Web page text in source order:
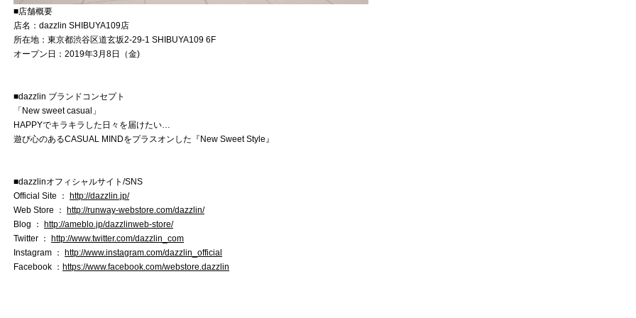
■店舗概要
店名：dazzlin SHIBUYA109店
所在地：東京都渋谷区道玄坂2-29-1 SHIBUYA109 6F
オープン日：2019年3月8日（金)
■dazzlin ブランドコンセプト
「New sweet casual」
HAPPYでキラキラした日々を届けたい…
遊び心のあるCASUAL MINDをプラスオンした『New Sweet Style』
■dazzlinオフィシャルサイト/SNS
Official Site ： http://dazzlin.jp/
Web Store ： http://runway-webstore.com/dazzlin/
Blog ： http://ameblo.jp/dazzlinweb-store/
Twitter ： http://www.twitter.com/dazzlin_com
Instagram ： http://www.instagram.com/dazzlin_official
Facebook ： https://www.facebook.com/webstore.dazzlin